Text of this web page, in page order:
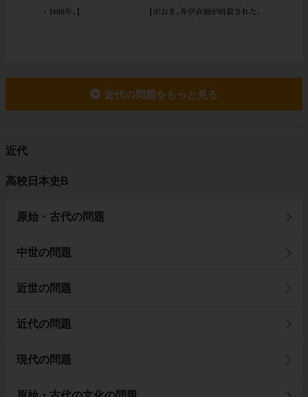
近代の問題をもっと見る
近代
高校日本史B
原始・古代の問題
中世の問題
近世の問題
近代の問題
現代の問題